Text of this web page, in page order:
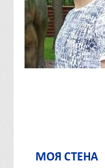
МОЯ СТЕНА